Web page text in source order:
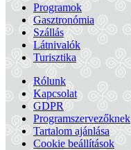
Programok
Gasztronómia
Szállás
Látnivalók
Turisztika
Rólunk
Kapcsolat
GDPR
Programszervezőknek
Tartalom ajánlása
Cookie beállítások